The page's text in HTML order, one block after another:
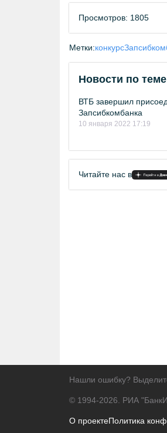
Просмотров: 1805
Метки:конкурс
Новости по теме
ВТБ завершил
Запсибкомбанка
10 января 2022 17:19
Читайте нас в
Нашли ошибку?
© 1994-2026. РИА
О проектеПолитика